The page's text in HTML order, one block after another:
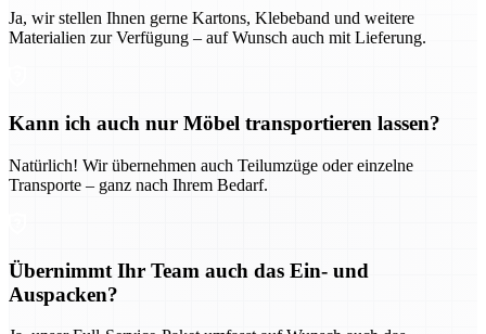
Ja, wir stellen Ihnen gerne Kartons, Klebeband und weitere
Materialien zur Verfügung – auf Wunsch auch mit Lieferung.
Kann ich auch nur Möbel transportieren lassen?
Natürlich! Wir übernehmen auch Teilumzüge oder einzelne
Transporte – ganz nach Ihrem Bedarf.
Übernimmt Ihr Team auch das Ein- und
Auspacken?